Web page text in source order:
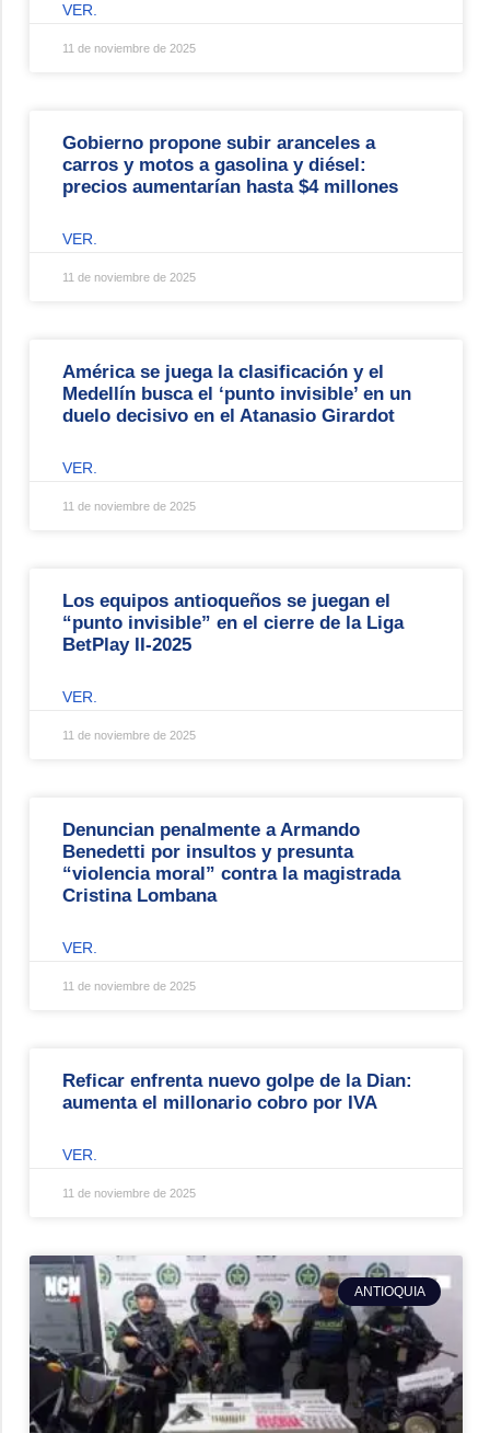
VER.
11 de noviembre de 2025
Gobierno propone subir aranceles a
carros y motos a gasolina y diésel:
precios aumentarían hasta $4 millones
VER.
11 de noviembre de 2025
América se juega la clasificación y el
Medellín busca el ‘punto invisible’ en un
duelo decisivo en el Atanasio Girardot
VER.
11 de noviembre de 2025
Los equipos antioqueños se juegan el
“punto invisible” en el cierre de la Liga
BetPlay II-2025
VER.
11 de noviembre de 2025
Denuncian penalmente a Armando
Benedetti por insultos y presunta
“violencia moral” contra la magistrada
Cristina Lombana
VER.
11 de noviembre de 2025
Reficar enfrenta nuevo golpe de la Dian:
aumenta el millonario cobro por IVA
VER.
11 de noviembre de 2025
ANTIOQUIA